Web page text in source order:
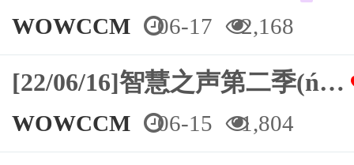
WOWCCM 06-17 2,168
[22/06/16]智慧之声第二季(ń…
WOWCCM 06-15 1,804